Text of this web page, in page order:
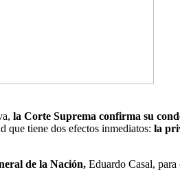
la Corte Suprema confirma su
que tiene dos efectos inmediatos: la
de la Nación, Eduardo Casal, para